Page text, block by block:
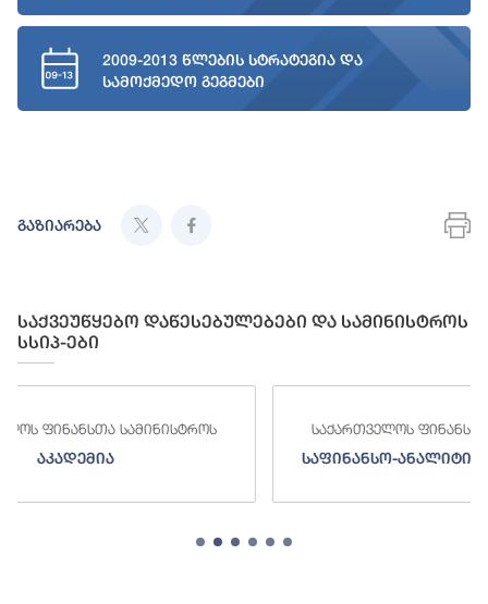
2009-2013 წლების სტრატეგია და
სამოქმედო გეგმები
გაზიარება
საქვეუწყებო დაწესებულებები და სამინისტროს
სსიპ-ები
საქართველოს ფინანსთა სამინისტროს
საფინანსო-ანალიტიკური სამსახური